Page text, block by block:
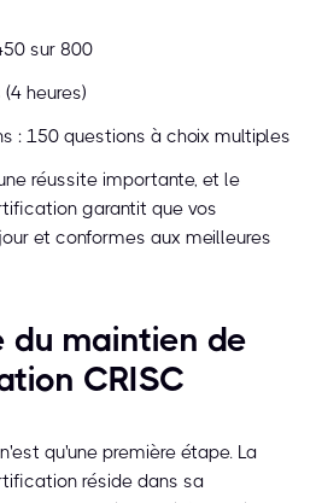
sur 800
heures)
: 150 questions à choix multiples
réussite importante, et le
garantit que vos
et conformes aux meilleures
du maintien de
CRISC
qu'une première étape. La
réside dans sa